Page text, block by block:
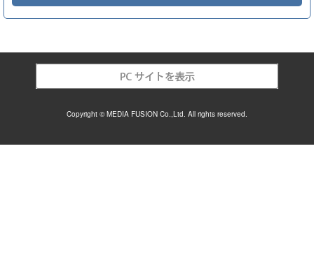
Copyright © MEDIA FUSION Co.,Ltd. All rights reserved.